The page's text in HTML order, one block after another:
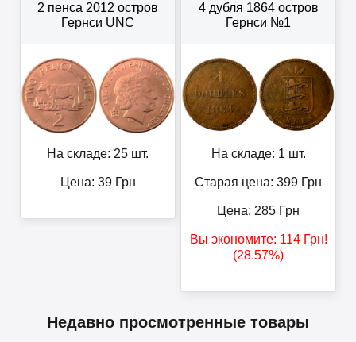
2 пенса 2012 остров
Гернси UNC
На складе: 25 шт.
Цена: 39Грн
4 дубля 1864 остров
Гернси №1
На складе: 1 шт.
Старая цена: 399 Грн
Цена: 285 Грн
Вы экономите: 114Грн!
(28.57%)
Недавно просмотренные товары